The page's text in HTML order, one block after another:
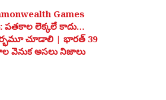
Games
పతకాల లెక్కలే కాదు…
చూడాలి | భారత్ 39
వెనుక అసలు నిజాలు